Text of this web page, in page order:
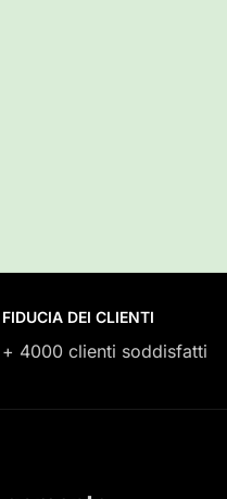
FIDUCIA DEI CLIENTI
+ 4000 clienti soddisfatti